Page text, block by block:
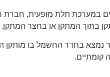
נמצא בחדר החשמל בו מותקן
קומתיים.